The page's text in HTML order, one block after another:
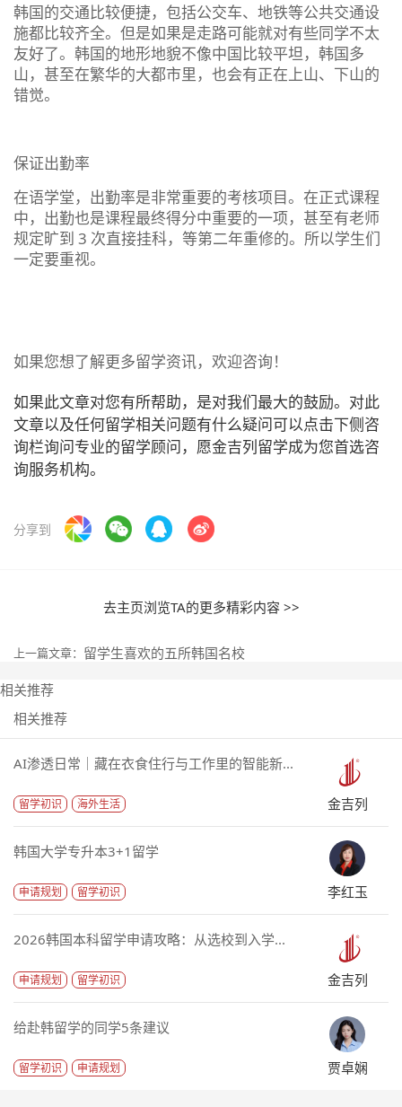
韩国的交通比较便捷，包括公交车、地铁等公共交通设
施都比较齐全。但是如果是走路可能就对有些同学不太
友好了。韩国的地形地貌不像中国比较平坦，韩国多
山，甚至在繁华的大都市里，也会有正在上山、下山的
错觉。
保证出勤率
在语学堂，出勤率是非常重要的考核项目。在正式课程
中，出勤也是课程最终得分中重要的一项，甚至有老师
规定旷到 3 次直接挂科，等第二年重修的。所以学生们
一定要重视。
如果您想了解更多留学资讯，欢迎咨询！
如果此文章对您有所帮助，是对我们最大的鼓励。对此
文章以及任何留学相关问题有什么疑问可以点击下侧咨
询栏询问专业的留学顾问，愿金吉列留学成为您首选咨
询服务机构。
分享到
去主页浏览TA的更多精彩内容 >>
上一篇文章： 留学生喜欢的五所韩国名校
相关推荐
相关推荐
AI渗透日常｜藏在衣食住行与工作里的智能新...
留学初识 海外生活 金吉列
韩国大学专升本3+1留学
申请规划 留学初识 李红玉
2026韩国本科留学申请攻略：从选校到入学...
申请规划 留学初识 金吉列
给赴韩留学的同学5条建议
留学初识 申请规划 贾卓娴